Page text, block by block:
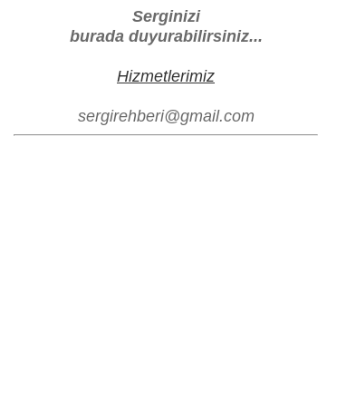
Serginizi
burada duyurabilirsiniz...
Hizmetlerimiz
sergirehberi@gmail.com